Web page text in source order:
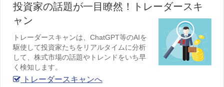
投資家の話題が一目瞭然！トレーダースキ
ャン
トレーダースキャンは、ChatGPT等のAIを
駆使して投資家たちをリアルタイムに分析
して、株式市場の話題やトレンドをいち早
く検知します。
トレーダースキャンへ